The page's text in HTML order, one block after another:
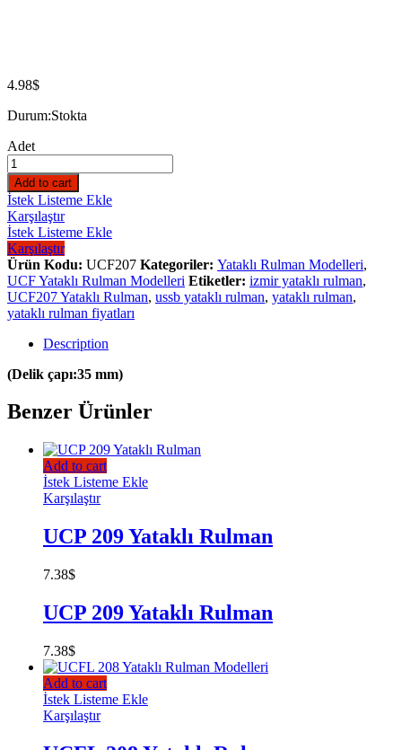
4.98$
Durum:Stokta
Adet
Add to cart
İstek Listeme Ekle
Karşılaştır
İstek Listeme Ekle
Karşılaştır
Ürün Kodu: UCF207 Kategoriler: Yataklı Rulman Modelleri,
UCF Yataklı Rulman Modelleri Etiketler: izmir yataklı rulman,
UCF207 Yataklı Rulman, ussb yataklı rulman, yataklı rulman,
yataklı rulman fiyatları
Description
(Delik çapı:35 mm)
Benzer Ürünler
Add to cart
İstek Listeme Ekle
Karşılaştır
UCP 209 Yataklı Rulman
7.38$
UCP 209 Yataklı Rulman
7.38$
Add to cart
İstek Listeme Ekle
Karşılaştır